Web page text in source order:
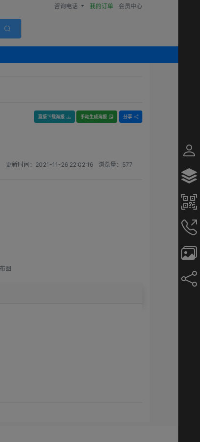
咨询电话 我的订单 会员中心
直接下载海报 手动生成海报 分享
更新时间： 2021-11-26 22:02:16 浏览量： 577
图